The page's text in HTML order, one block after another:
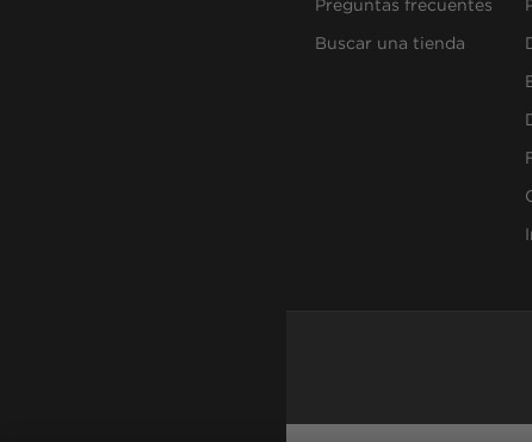
Preguntas frecuentes
Buscar una tienda